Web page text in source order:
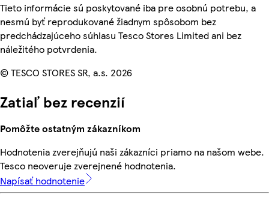
Tieto informácie sú poskytované iba pre osobnú potrebu, a
nesmú byť reprodukované žiadnym spôsobom bez
predchádzajúceho súhlasu Tesco Stores Limited ani bez
náležitého potvrdenia.
© TESCO STORES SR, a.s. 2026
Zatiaľ bez recenzií
Pomôžte ostatným zákazníkom
Hodnotenia zverejňujú naši zákazníci priamo na našom webe.
Tesco neoveruje zverejnené hodnotenia.
Napísať hodnotenie